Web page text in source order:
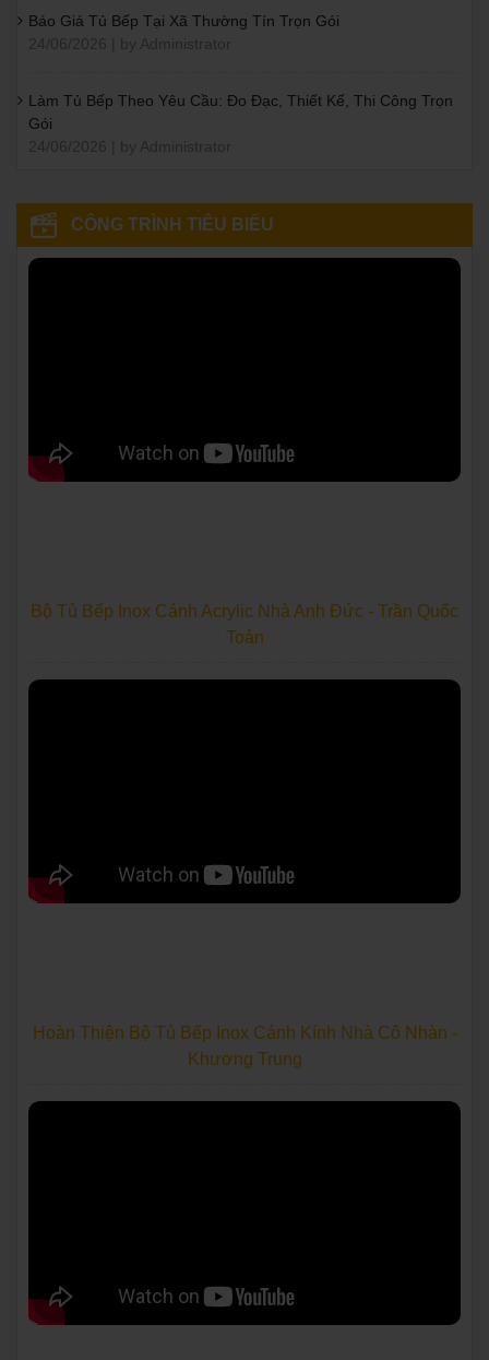
Báo Giá Tủ Bếp Tại Xã Thường Tín Trọn Gói
Làm Tủ Bếp Theo Yêu Cầu: Đo Đạc, Thiết Kế, Thi Công Trọn
Gói
CÔNG TRÌNH TIÊU BIỂU
Bộ Tủ Bếp Inox Cánh Acrylic Nhà Anh Đức - Trần Quốc
Toản
Hoàn Thiện Bộ Tủ Bếp Inox Cánh Kính Nhà Cô Nhàn -
Khương Trung